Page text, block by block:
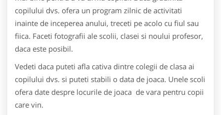
copilului dvs. ofera un program zilnic de activitati
inainte de inceperea anului, treceti pe acolo cu fiul sau
fiica. Faceti fotografii ale scolii, clasei si noului profesor,
daca este posibil.
Vedeti daca puteti afla cativa dintre colegii de clasa ai
copilului dvs. si puteti stabili o data de joaca. Unele scoli
ofera date despre locurile de joaca de vara pentru copii
care vin.